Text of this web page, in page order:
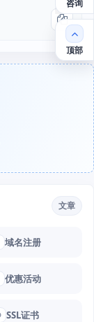
文章
域名注册
优惠活动
SSL证书
咨询
顶部